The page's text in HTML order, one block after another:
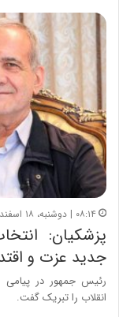
۰۸:۱۴ | دوشنبه، ۱۸ اسفند ۱۴۰۴
پزشکیان:
جدید عزت و
رئیس جمهور در پیامی
انقلاب را تبریک گفت.